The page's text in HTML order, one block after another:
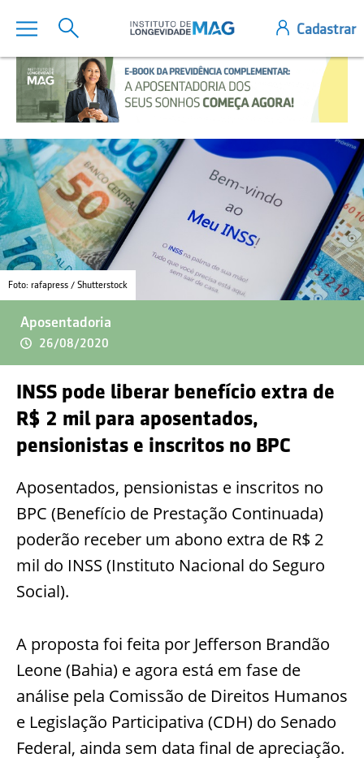
Foto: rafapress / Shutterstock
Aposentadoria
26/08/2020
INSS pode liberar benefício extra de
R$ 2 mil para aposentados,
pensionistas e inscritos no BPC
Aposentados, pensionistas e inscritos no
BPC (Benefício de Prestação Continuada)
poderão receber um abono extra de R$ 2
mil do INSS (Instituto Nacional do Seguro
Social).
A proposta foi feita por Jefferson Brandão
Leone (Bahia) e agora está em fase de
análise pela Comissão de Direitos Humanos
e Legislação Participativa (CDH) do Senado
Federal, ainda sem data final de apreciação.